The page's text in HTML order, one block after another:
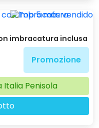
imbracatura inclusa
Promozione
Italia Penisola